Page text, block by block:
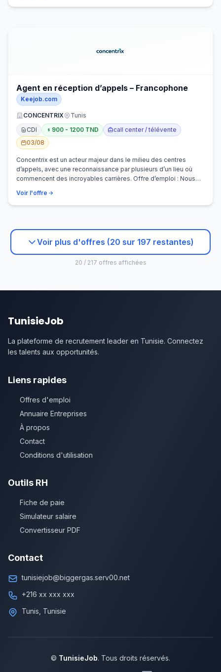
Agent en réception d’appels – Francophone
Keejob.com
CONCENTRIX
Tunis
CDI
900 - 1200 TND
call center / télévente
03/08
Concentrix est un acteur majeur dans le milieu des centres
d’appels, avec une reconnaissance par plusieurs d’un lieu où
commencent des incroyables carrières. Offre d’emploi : Nous
Voir l'offre
Voir plus d'offres (20 sur 197 restantes)
20 / 217 offres affichées
TunisieJob
La plateforme de recrutement leader en Tunisie. Connectez
les talents aux opportunités.
Liens rapides
Offres d'emploi
Annuaire Entreprises
À propos
Contact
Conditions d'utilisation
Outils RH
Fiche de paie
Simulateur salaire
Convertisseur PDF
Contact
tunisiejob@biggergas.serv00.net
+216 xx xxx xxx
Tunis, Tunisie
© TunisieJob. Tous droits réservés.